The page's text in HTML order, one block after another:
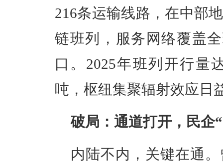
216条运输线路，在中部
链班列，服务网络覆盖
口。2025年班列开行量
吨，枢纽集聚辐射效应日
破局：通道打开，民企
内陆不内，关键在通